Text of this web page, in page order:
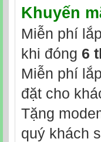
Khuyến
Miễn phí
khi đóng 6
Miễn phí
đặt cho
Tặng
quý khách